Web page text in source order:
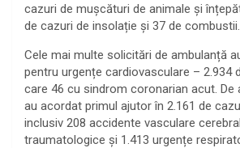
cazuri de mușcături de animale și
de cazuri de insolație și 37 de combustii.
Cele mai multe solicitări de ambulanță
pentru urgențe cardiovasculare – 2.934
care 46 cu sindrom coronarian acut. De
au acordat primul ajutor în 2.161 de
inclusiv 208 accidente vasculare
traumatologice și 1.413 urgențe